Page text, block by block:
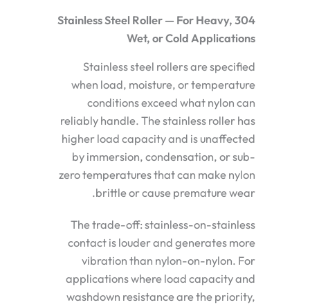
304 Stainless Steel Roller — For Heavy,
Wet, or Cold Applications
Stainless steel rollers are specified
when load, moisture, or temperature
conditions exceed what nylon can
reliably handle. The stainless roller has
higher load capacity and is unaffected
by immersion, condensation, or sub-
zero temperatures that can make nylon
brittle or cause premature wear.
The trade-off: stainless-on-stainless
contact is louder and generates more
vibration than nylon-on-nylon. For
applications where load capacity and
washdown resistance are the priority,